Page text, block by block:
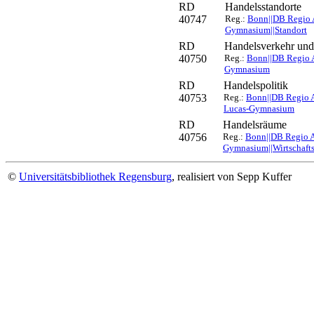
RD
40747
Handelsstandorte
Reg.: Bonn||DB Regio
Gymnasium||Standort
RD
40750
Handelsverkehr
Reg.: Bonn||DB Regio
Gymnasium
RD
40753
Handelspolitik
Reg.: Bonn||DB Regio
Lucas-Gymnasium
RD
40756
Handelsräume
Reg.: Bonn||DB Regio
© Universitätsbibliothek Regensburg, realisiert von Sepp Kuffer